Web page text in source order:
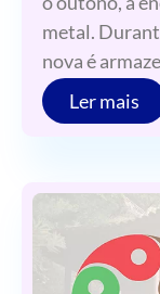
metal.
nova é
Ler mais